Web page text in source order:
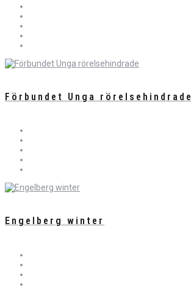
Förbundet Unga rörelsehindrade
Engelberg winter